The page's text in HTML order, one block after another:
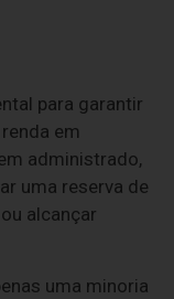
para garantir
em
administrado,
uma reserva de
alcançar
uma minoria